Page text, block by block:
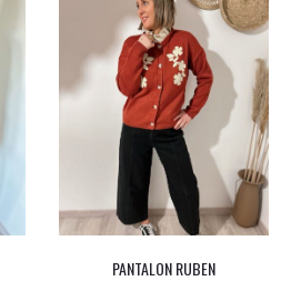
PANTALON RUBEN